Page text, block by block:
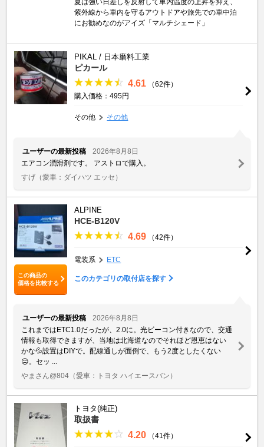
紫外線から車内を守るアウトドアや旅先での車中泊
にお勧めなのがアイズ「マルチシェード」
PIKAL / 日本磨料工業
ピカール
4.61
（62件）
購入価格：495円
その他 その他
ユーザーの最新投稿
2026年8月8日
エアコン潤滑剤です。 アストロで購入。
すげ （愛車：ダイハツ エッセ）
この商品の
価格を比較する
ALPINE
HCE-B120V
4.69 （42件）
電装系 ETC
このカテゴリの取付店を探す
ユーザーの最新投稿
2026年8月8日
これまではETC1.0だったが、2.0に。光ビーコン付きなので、交通
情報も取得できますが、当地は北海道なのでそれほど恩恵はない
かな💦設置はDIYで。配線通しが面倒で、もう2度としたくない
😑。セッ ...
やまさん@804 （愛車：トヨタ ハイエースバン）
トヨタ(純正)
取扱書
4.20 （41件）